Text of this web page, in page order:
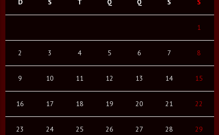
D S T Q Q S S
1
2 3 4 5 6 7 8
9 10 11 12 13 14 15
16 17 18 19 20 21 22
23 24 25 26 27 28 29